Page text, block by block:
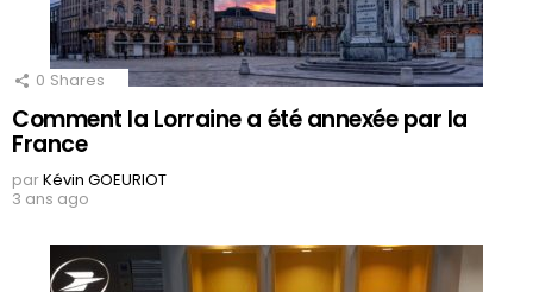
0 Shares
Comment la Lorraine a été annexée par la
France
parKévin GOEURIOT
3 ans ago